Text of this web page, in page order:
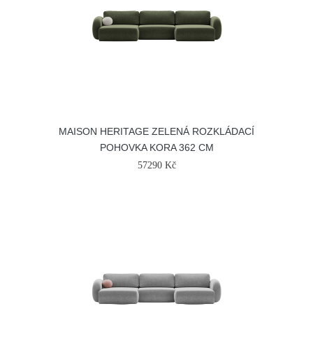
MAISON HERITAGE ZELENÁ ROZKLÁDACÍ
POHOVKA KORA 362 CM
57290 Kč